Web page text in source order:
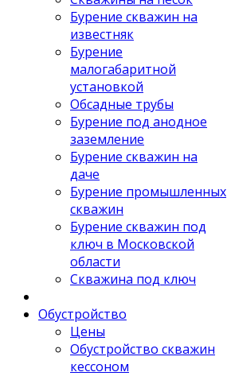
Бурение скважин на
известняк
Бурение
малогабаритной
установкой
Обсадные трубы
Бурение под анодное
заземление
Бурение скважин на
даче
Бурение промышленных
скважин
Бурение скважин под
ключ в Московской
области
Скважина под ключ
Обустройство
Цены
Обустройство скважин
кессоном